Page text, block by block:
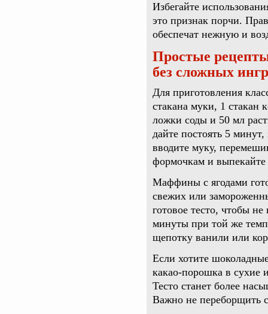
Избегайте
это признак порчи.
обеспечат нежную и
Простые
без сложных
Для приготовления
стакана муки, 1 стакан
ложки соды и 50 мл
дайте постоять 5
вводите муку,
формочкам и
Маффины с ягодами
свежих или
готовое тесто, чтобы
минуты при той же
щепотку ванили или
Если хотите
какао-порошка в сухие
Тесто станет более
Важно не переборщить